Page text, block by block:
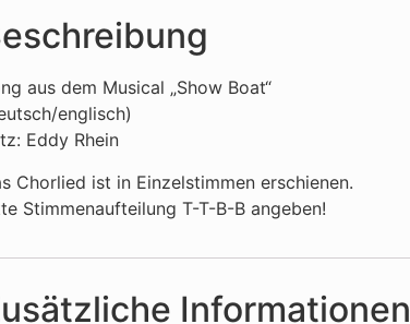
aus dem Musical „Show Boat“
englisch)
Eddy Rhein
Chorlied ist in Einzelstimmen erschienen.
Stimmenaufteilung T-T-B-B angeben!
Informationen